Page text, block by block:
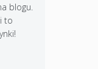
blogu.
to